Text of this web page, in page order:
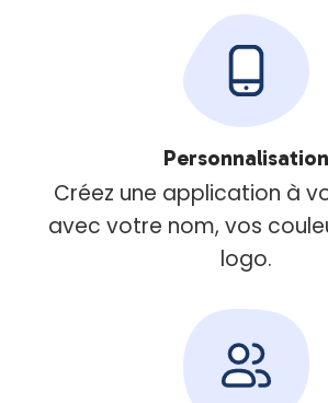
Personnalisation
Créez une application à
avec votre nom, vos
logo.